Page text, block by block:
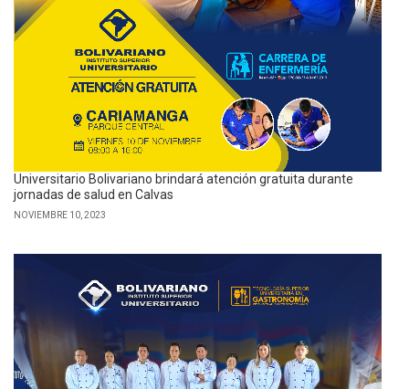
Universitario Bolivariano brindará atención gratuita durante
jornadas de salud en Calvas
NOVIEMBRE 10, 2023